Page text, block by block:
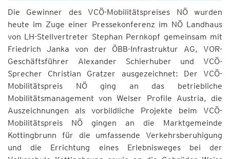
Die Gewinner des VCÖ-Mobilitätspreises NÖ wurden
heute im Zuge einer Pressekonferenz im NÖ Landhaus
von LH-Stellvertreter Stephan Pernkopf gemeinsam mit
Friedrich Janka von der ÖBB-Infrastruktur AG, VOR-
Geschäftsführer Alexander Schierhuber und VCÖ-
Sprecher Christian Gratzer ausgezeichnet: Der VCÖ-
Mobilitätspreis NÖ ging an das betriebliche
Mobilitätsmanagement von Welser Profile Austria, die
Auszeichnungen als vorbildliche Projekte beim VCÖ-
Mobilitätspreis NÖ gingen an die Marktgemeinde
Kottingbrunn für die umfassende Verkehrsberuhigung
und die Errichtung eines Erlebnisweges bei der